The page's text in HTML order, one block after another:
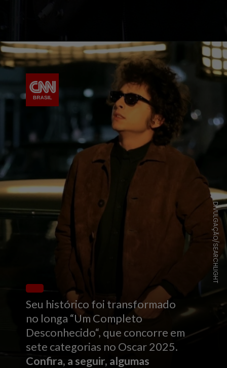
Seu histórico foi transformado
no longa “Um Completo
Desconhecido“, que concorre em
sete categorias no Oscar 2025.
Confira, a seguir, algumas
DIVULGAÇÃO/SEARCHLIGHT